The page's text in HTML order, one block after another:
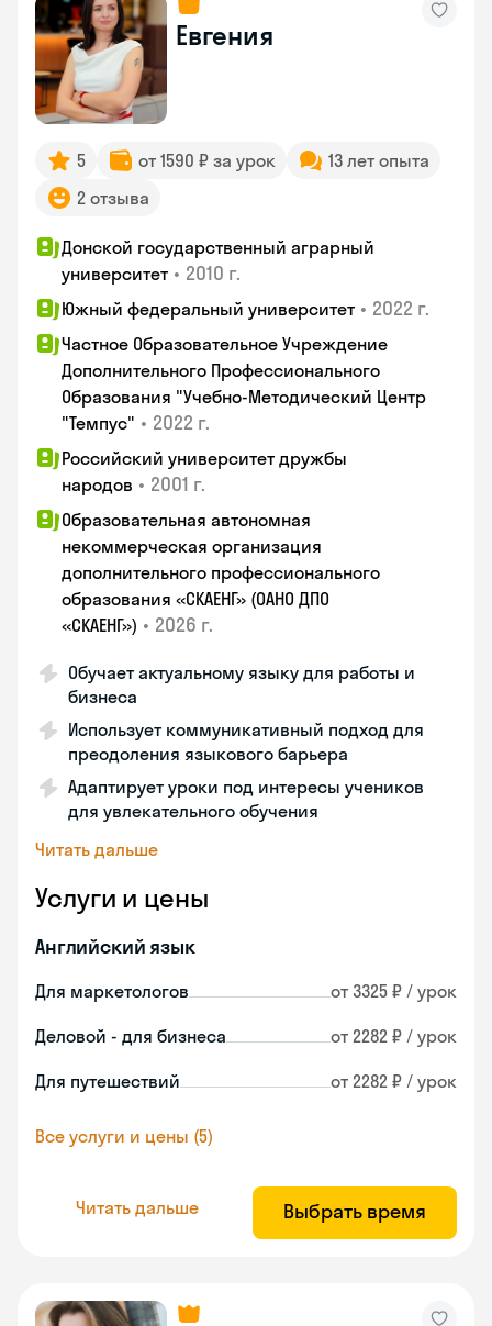
Евгения
5 от 1590 ₽ за урок
13 лет опыта
2 отзыва
Донской государственный аграрный
университет • 2010 г.
Южный федеральный университет • 2022 г.
Частное Образовательное Учреждение
Дополнительного Профессионального
Образования "Учебно-Методический Центр
"Темпус" • 2022 г.
Российский университет дружбы
народов • 2001 г.
Образовательная автономная
некоммерческая организация
дополнительного профессионального
образования «СКАЕНГ» (ОАНО ДПО
«СКАЕНГ») • 2026 г.
Обучает актуальному языку для работы и
бизнеса
Использует коммуникативный подход для
преодоления языкового барьера
Адаптирует уроки под интересы учеников
для увлекательного обучения
Читать дальше
Услуги и цены
Английский язык
Для маркетологов от 3325 ₽ / урок
Деловой - для бизнеса от 2282 ₽ / урок
Для путешествий от 2282 ₽ / урок
Все услуги и цены (5)
Читать дальше Выбрать время